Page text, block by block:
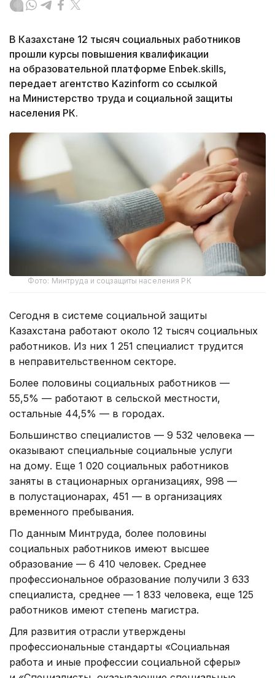
В Казахстане 12 тысяч социальных работников
прошли курсы повышения квалификации
на образовательной платформе Enbek.skills,
передает агентство Kazinform со ссылкой
на Министерство труда и социальной защиты
населения РК.
Фото: Минтруда и соцзащиты населения РК
Сегодня в системе социальной защиты
Казахстана работают около 12 тысяч социальных
работников. Из них 1 251 специалист трудится
в неправительственном секторе.
Более половины социальных работников —
55,5% — работают в сельской местности,
остальные 44,5% — в городах.
Большинство специалистов — 9 532 человека —
оказывают специальные социальные услуги
на дому. Еще 1 020 социальных работников
заняты в стационарных организациях, 998 —
в полустационарах, 451 — в организациях
временного пребывания.
По данным Минтруда, более половины
социальных работников имеют высшее
образование — 6 410 человек. Среднее
профессиональное образование получили 3 633
специалиста, среднее — 1 833 человека, еще 125
работников имеют степень магистра.
Для развития отрасли утверждены
профессиональные стандарты «Социальная
работа и иные профессии социальной сферы»